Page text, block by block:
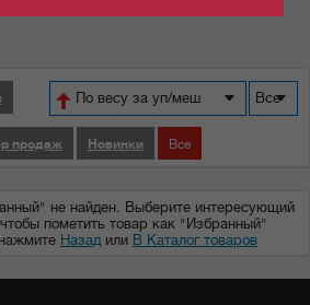
Все
По весу за уп/меш
продаж Новинки Все
не найден. Выберите интересующий
, чтобы пометить товар как "Избранный"
Назад или В Каталог товаров